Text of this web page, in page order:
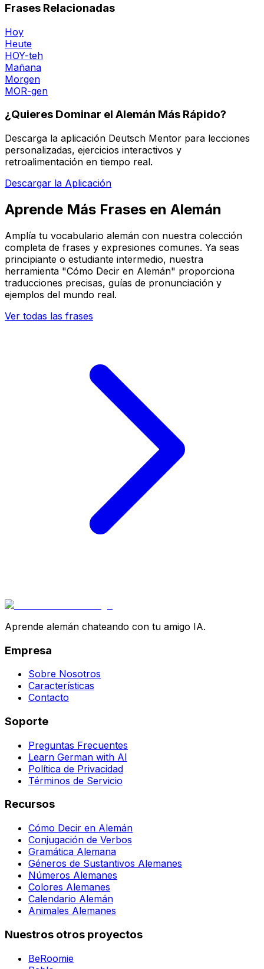
Frases Relacionadas
Hoy
Heute
HOY-teh
Mañana
Morgen
MOR-gen
¿Quieres Dominar el Alemán Más Rápido?
Descarga la aplicación Deutsch Mentor para lecciones
personalizadas, ejercicios interactivos y
retroalimentación en tiempo real.
Descargar la Aplicación
Aprende Más Frases en Alemán
Amplía tu vocabulario alemán con nuestra colección
completa de frases y expresiones comunes. Ya seas
principiante o estudiante intermedio, nuestra
herramienta "Cómo Decir en Alemán" proporciona
traducciones precisas, guías de pronunciación y
ejemplos del mundo real.
Ver todas las frases
Aprende alemán chateando con tu amigo IA.
Empresa
Sobre Nosotros
Características
Contacto
Soporte
Preguntas Frecuentes
Learn German with AI
Política de Privacidad
Términos de Servicio
Recursos
Cómo Decir en Alemán
Conjugación de Verbos
Gramática Alemana
Géneros de Sustantivos Alemanes
Números Alemanes
Colores Alemanes
Calendario Alemán
Animales Alemanes
Nuestros otros proyectos
BeRoomie